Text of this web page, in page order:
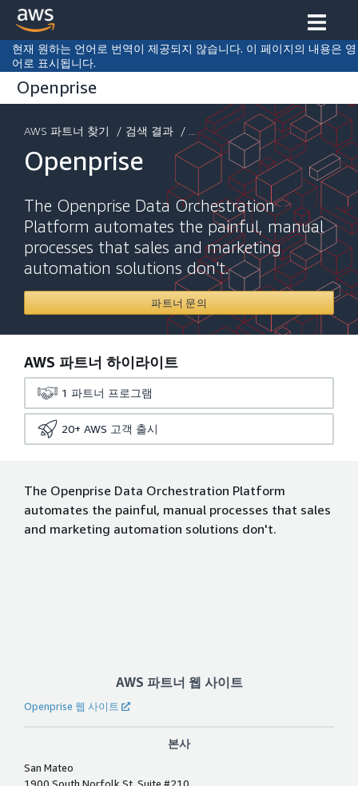
현재 원하는 언어로 번역이 제공되지 않습니다. 이 페이지의 내용은 영
어로 표시됩니다.
Openprise
AWS 파트너 찾기 / 검색 결과 / ...
Openprise
The Openprise Data Orchestration
Platform automates the painful, manual
processes that sales and marketing
automation solutions don't.
파트너 문의
AWS 파트너 하이라이트
1 파트너 프로그램
20+ AWS 고객 출시
The Openprise Data Orchestration Platform
automates the painful, manual processes that sales
and marketing automation solutions don't.
AWS 파트너 웹 사이트
Openprise 웹 사이트
본사
San Mateo